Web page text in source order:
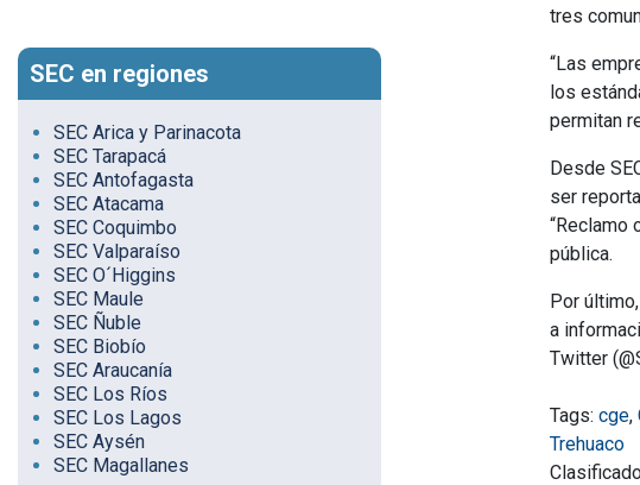
SEC en regiones
SEC Arica y Parinacota
SEC Tarapacá
SEC Antofagasta
SEC Atacama
SEC Coquimbo
SEC Valparaíso
SEC O´Higgins
SEC Maule
SEC Ñuble
SEC Biobío
SEC Araucanía
SEC Los Ríos
SEC Los Lagos
SEC Aysén
SEC Magallanes
tres
“Las
los
permitan
Desde
ser
“Reclamo
pública.
Por
a
Twitter
Tags: cge,
Trehuaco